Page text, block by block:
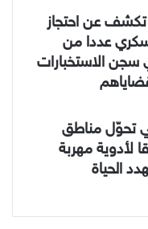
تكشف عن احتجاز
عددا من
الاستخبارات
تحوّل مناطق
لأدوية مهربة
الحياة